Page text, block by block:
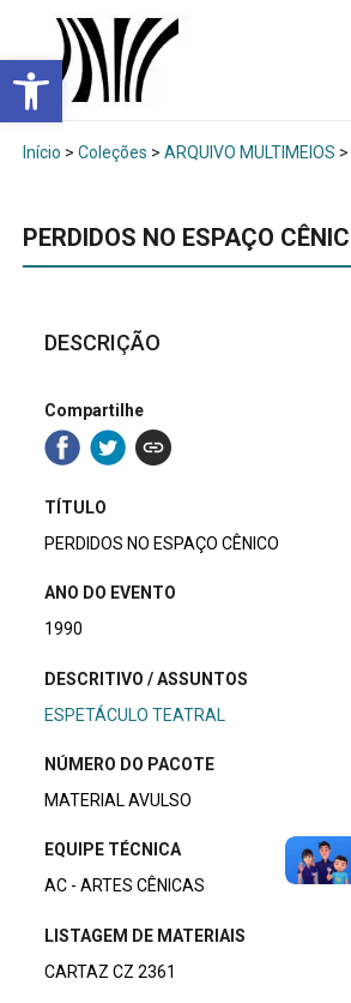
Abrir a barra de
Início > Coleções > ARQUIVO MULTIMEIOS >
PERDIDOS NO ESPAÇO
DESCRIÇÃO
Compartilhe
TÍTULO
PERDIDOS NO ESPAÇO CÊNICO
ANO DO EVENTO
1990
DESCRITIVO / ASSUNTOS
ESPETÁCULO TEATRAL
NÚMERO DO PACOTE
MATERIAL AVULSO
EQUIPE TÉCNICA
AC - ARTES CÊNICAS
LISTAGEM DE MATERIAIS
CARTAZ CZ 2361